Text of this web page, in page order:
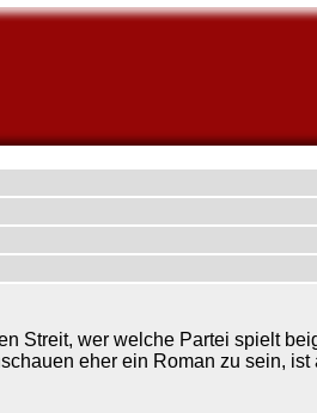
Streit, wer welche Partei spielt
eher ein Roman zu sein, ist